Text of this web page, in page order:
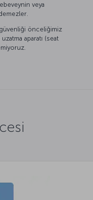
veya
önceliğimiz
aparatı (seat